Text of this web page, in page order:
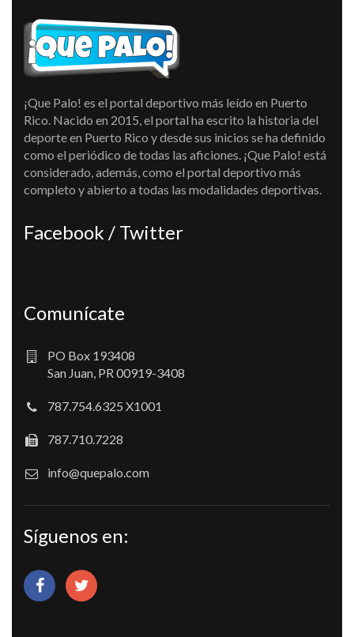
¡Que Palo! es el portal deportivo más leído en Puerto
Rico. Nacido en 2015, el portal ha escrito la historia del
deporte en Puerto Rico y desde sus inicios se ha definido
como el periódico de todas las aficiones. ¡Que Palo! está
considerado, además, como el portal deportivo más
completo y abierto a todas las modalidades deportivas.
Facebook / Twitter
Comunícate
PO Box 193408
San Juan, PR 00919-3408
787.754.6325 X1001
787.710.7228
info@quepalo.com
Síguenos en: